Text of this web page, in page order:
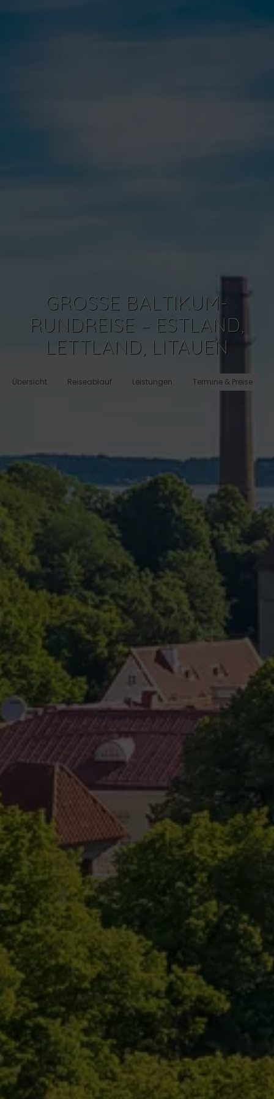
GROSSE BALTIKUM-R
UNDREISE – ESTLAND, L
ETTLAND, LITAUEN
Übersicht Reiseablauf Leistungen Termine & Preise